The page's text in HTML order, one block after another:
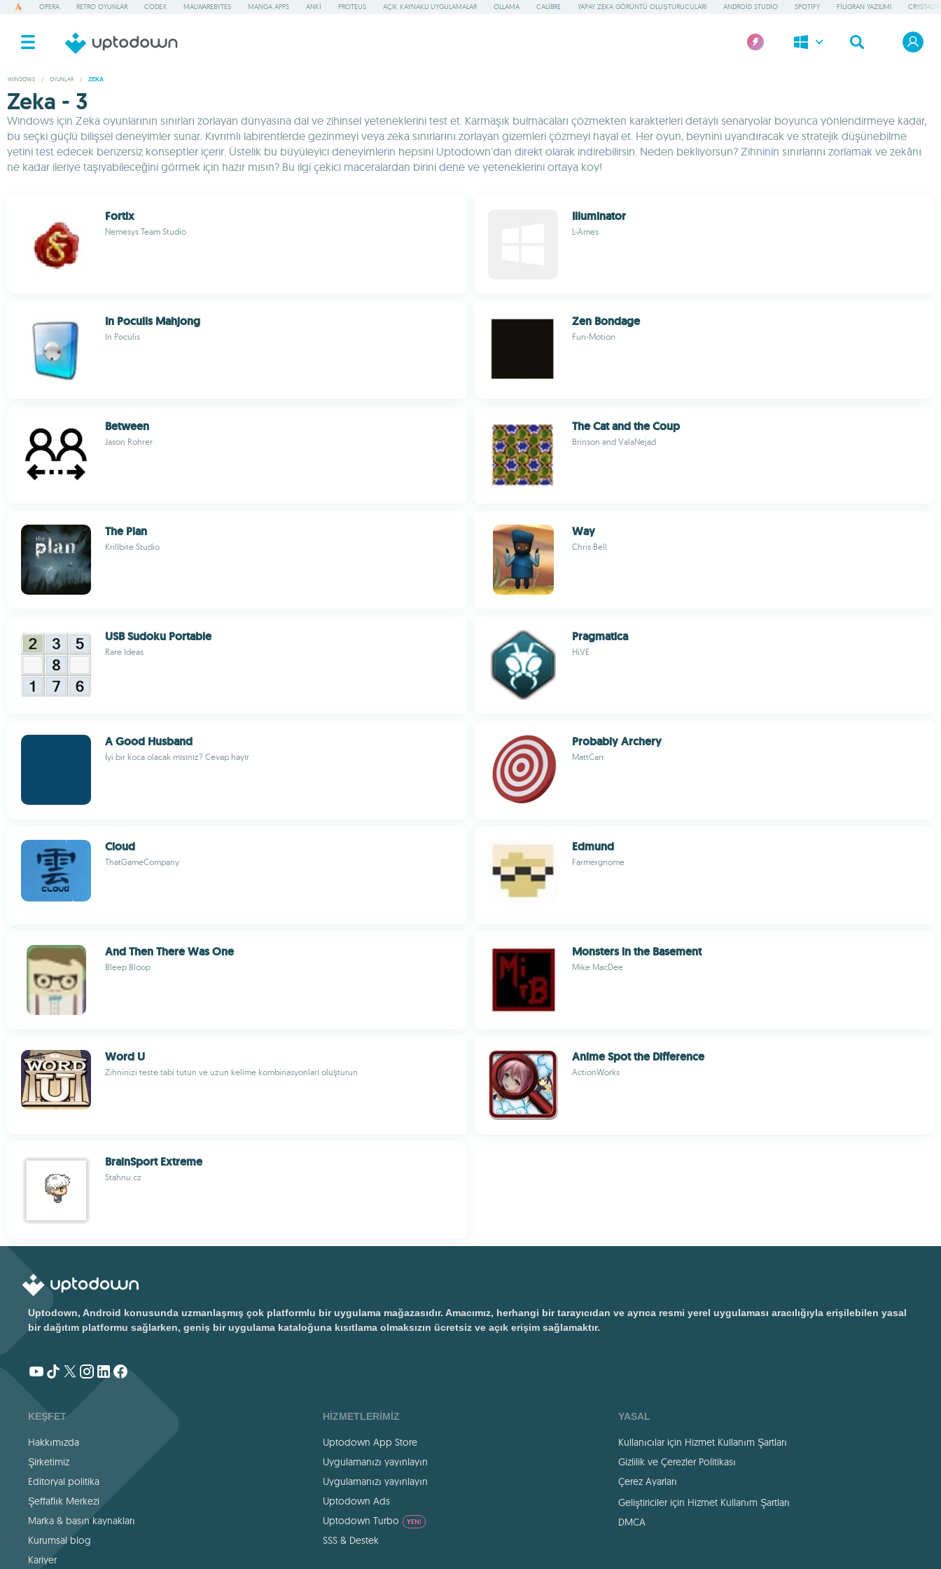
OPERA RETRO OYUNLAR CODEX MALWAREBYTES MANGA APPS ANKI PROTEUS AÇIK KAYNAKLI UYGULAMALAR OLLAMA CALIBRE YAPAY ZEKA GÖRÜNTÜ OLUŞTURUCULARI ANDROID STUDIO SPOTIFY FILIGRAN YAZILIMI
WINDOWS / OYUNLAR / ZEKA
Zeka - 3
Windows için Zeka oyunlarının sınırları zorlayan dünyasına dal ve zihinsel yeteneklerini test et. Karmaşık bulmacaları çözmekten karakterleri detaylı senaryolar boyunca yönlendirmeye kadar,
bu seçki güçlü bilişsel deneyimler sunar. Kıvrımlı labirentlerde gezinmeyi veya zeka sınırlarını zorlayan gizemleri çözmeyi hayal et. Her oyun, beynini uyandıracak ve stratejik düşünebilme
yetini test edecek benzersiz konseptler içerir. Üstelik bu büyüleyici deneyimlerin hepsini Uptodown'dan direkt olarak indirebilirsin. Neden bekliyorsun? Zihninin sınırlarını zorlamak ve zekânı
ne kadar ileriye taşıyabileceğini görmek için hazır mısın? Bu ilgi çekici maceralardan birini dene ve yeteneklerini ortaya koy!
Fortix
Nemesys Team Studio
Illuminator
L-Ames
In Poculis Mahjong
In Poculis
Zen Bondage
Fun-Motion
Between
Jason Rohrer
The Cat and the Coup
Brinson and ValaNejad
The Plan
Krillbite Studio
Way
Chris Bell
USB Sudoku Portable
Rare Ideas
Pragmatica
HiVE
A Good Husband
İyi bir koca olacak mısınız? Cevap hayır
Probably Archery
MattCarr
Cloud
ThatGameCompany
Edmund
Farmergnome
And Then There Was One
Bleep Bloop
Monsters in the Basement
Mike MacDee
Word U
Zihninizi teste tabi tutun ve uzun kelime kombinasyonları oluşturun
Anime Spot the Difference
ActionWorks
BrainSport Extreme
Stahnu.cz
Uptodown, Android konusunda uzmanlaşmış çok platformlu bir uygulama mağazasıdır. Amacımız, herhangi bir tarayıcıdan ve ayrıca resmi yerel uygulaması aracılığıyla erişilebilen yasal
bir dağıtım platformu sağlarken, geniş bir uygulama kataloğuna kısıtlama olmaksızın ücretsiz ve açık erişim sağlamaktır.
KEŞFET
Hakkımızda
Şirketimiz
Editoryal politika
Şeffaflık Merkezi
Marka & basın kaynakları
Kurumsal blog
Kariyer
HIZMETLERIMIZ
Uptodown App Store
Uygulamanızı yayınlayın
Uygulamanızı yayınlayın
Uptodown Ads
Uptodown Turbo
YENI
SSS & Destek
YASAL
Kullanıcılar için Hizmet Kullanım Şartları
Gizlilik ve Çerezler Politikası
Çerez Ayarları
Geliştiriciler için Hizmet Kullanım Şartları
DMCA